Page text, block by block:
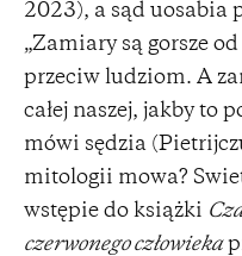
2023), a sąd uosabia
„Zamiary są gorsze
przeciw ludziom. A
całej naszej, jakby to
mówi sędzia
mitologii mowa?
wstępie do książki
czerwonego człowieka